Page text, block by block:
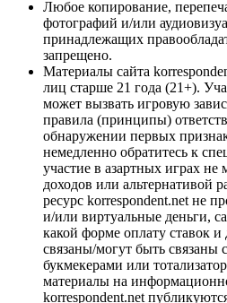
Любое копирование,
фотографий и/или
принадлежащих
запрещено.
Материалы сайта
лиц старше 21 года (21+).
может вызвать игровую
правила (принципы)
обнаружении первых
немедленно обратитесь к
участие в азартных играх не
доходов или альтернативой
ресурс korrespondent.net не
и/или виртуальные деньги,
какой форме оплату ставок
связаны/могут быть связаны
букмекерами или
материалы на
korrespondent.net